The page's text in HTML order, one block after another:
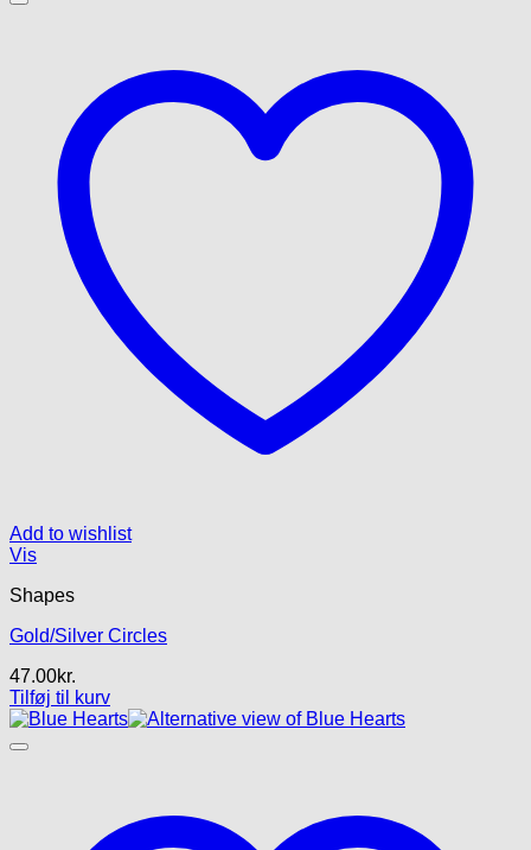
Add to wishlist
Vis
Shapes
Gold/Silver Circles
47.00kr.
Tilføj til kurv